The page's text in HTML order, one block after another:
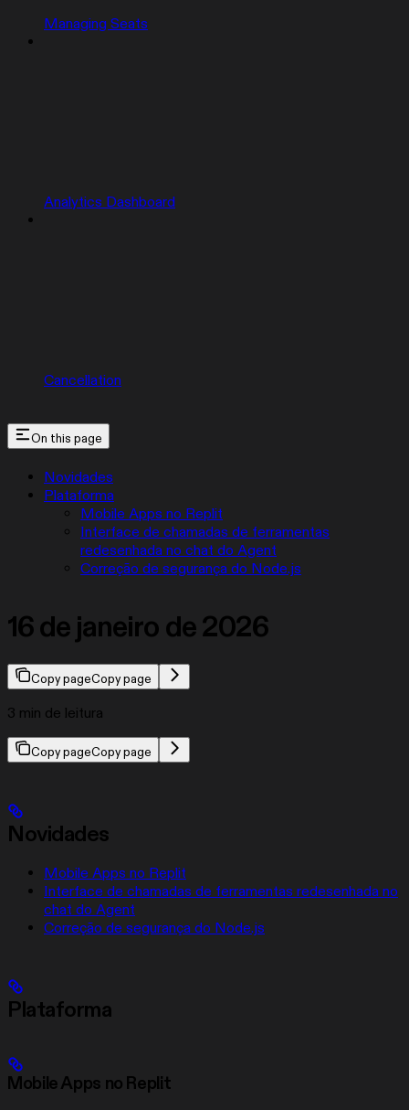
Managing Seats
Analytics Dashboard
Cancellation
On this page
Novidades
Plataforma
Mobile Apps no Replit
Interface de chamadas de ferramentas
redesenhada no chat do Agent
Correção de segurança do Node.js
16 de janeiro de 2026
Copy pageCopy page
3 min de leitura
Copy pageCopy page
Novidades
Mobile Apps no Replit
Interface de chamadas de ferramentas redesenhada no
chat do Agent
Correção de segurança do Node.js
Plataforma
Mobile Apps no Replit